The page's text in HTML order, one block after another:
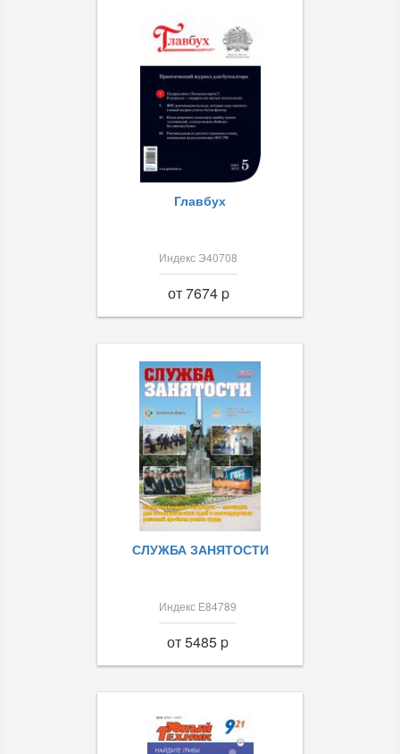
Главбух
Индекс Э40708
от 7674 p
СЛУЖБА ЗАНЯТОСТИ
Индекс Е84789
от 5485 p